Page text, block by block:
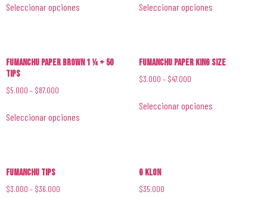
Seleccionar opciones Seleccionar opciones
Fumanchu Paper Brown 1 1⁄4 + 50
Tips
$5.000 – $87.000
Seleccionar opciones
Fumanchu Paper King Size
$3.000 – $47.000
Seleccionar opciones
Fumanchu Tips
$3.000 – $36.000
G Klon
$35.000